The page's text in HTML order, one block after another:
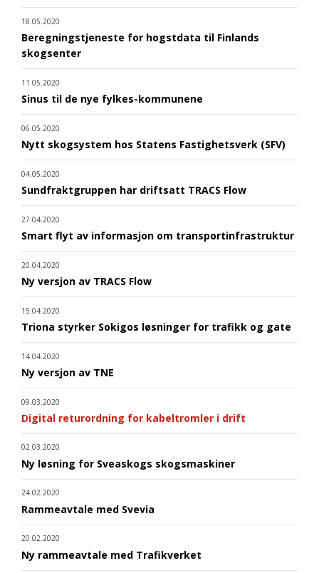
18.05.2020
Beregningstjeneste for hogstdata til Finlands
skogsenter
11.05.2020
Sinus til de nye fylkes-kommunene
06.05.2020
Nytt skogsystem hos Statens Fastighetsverk (SFV)
04.05.2020
Sundfraktgruppen har driftsatt TRACS Flow
27.04.2020
Smart flyt av informasjon om transportinfrastruktur
20.04.2020
Ny versjon av TRACS Flow
15.04.2020
Triona styrker Sokigos løsninger for trafikk og gate
14.04.2020
Ny versjon av TNE
09.03.2020
Digital returordning for kabeltromler i drift
02.03.2020
Ny løsning for Sveaskogs skogsmaskiner
24.02.2020
Rammeavtale med Svevia
20.02.2020
Ny rammeavtale med Trafikverket